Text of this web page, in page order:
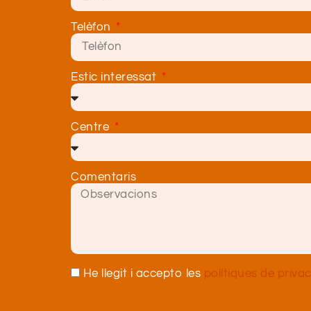
Telèfon
Estic interessat
Centre
Comentaris
He llegit i accepto les polítiques de